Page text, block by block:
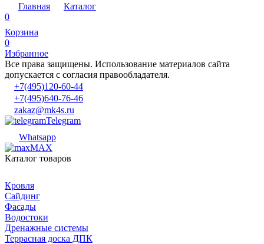
Главная
Каталог
0
Корзина
0
Избранное
Все права защищены. Использование материалов сайта
допускается с согласия правообладателя.
+7(495)120-60-44
+7(495)640-76-46
zakaz@mk4s.ru
Telegram
Whatsapp
MAX
Каталог товаров
Кровля
Сайдинг
Фасады
Водостоки
Дренажные системы
Террасная доска ДПК